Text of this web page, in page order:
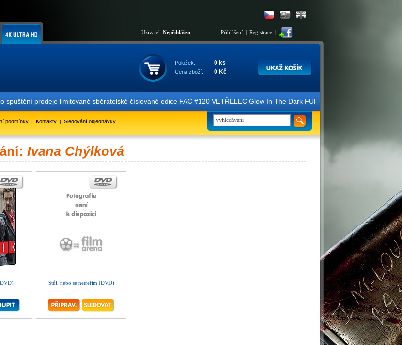
Uživatel: Nepřihlášen Přihlášení | Registrace |
Položek: 0 ks
Cena zboží: 0 Kč
spuštění prodeje limitované sběratelské číslované edice FAC #120 VETŘELEC Glow In The Dark FULLSLIP XL EDITION #3
podmínky | Kontakty | Sledování objednávky
Ivana Chýlková
Stůj, nebo se netrefím (DVD)